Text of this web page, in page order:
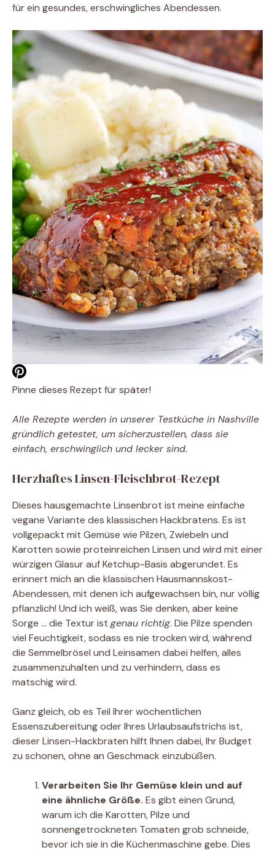
für ein gesundes, erschwingliches Abendessen.
Pinne dieses Rezept für später!
Alle Rezepte werden in unserer Testküche in Nashville
gründlich getestet, um sicherzustellen, dass sie
einfach, erschwinglich und lecker sind.
Herzhaftes Linsen-Fleischbrot-Rezept
Dieses hausgemachte Linsenbrot ist meine einfache
vegane Variante des klassischen Hackbratens. Es ist
vollgepackt mit Gemüse wie Pilzen, Zwiebeln und
Karotten sowie proteinreichen Linsen und wird mit einer
würzigen Glasur auf Ketchup-Basis abgerundet. Es
erinnert mich an die klassischen Hausmannskost-
Abendessen, mit denen ich aufgewachsen bin, nur völlig
pflanzlich! Und ich weiß, was Sie denken, aber keine
Sorge … die Textur ist genau richtig. Die Pilze spenden
viel Feuchtigkeit, sodass es nie trocken wird, während
die Semmelbrösel und Leinsamen dabei helfen, alles
zusammenzuhalten und zu verhindern, dass es
matschig wird.
Ganz gleich, ob es Teil Ihrer wöchentlichen
Essenszubereitung oder Ihres Urlaubsaufstrichs ist,
dieser Linsen-Hackbraten hilft Ihnen dabei, Ihr Budget
zu schonen, ohne an Geschmack einzubüßen.
Verarbeiten Sie Ihr Gemüse klein und auf
eine ähnliche Größe. Es gibt einen Grund,
warum ich die Karotten, Pilze und
sonnengetrockneten Tomaten grob schneide,
bevor ich sie in die Küchenmaschine gebe. Dies